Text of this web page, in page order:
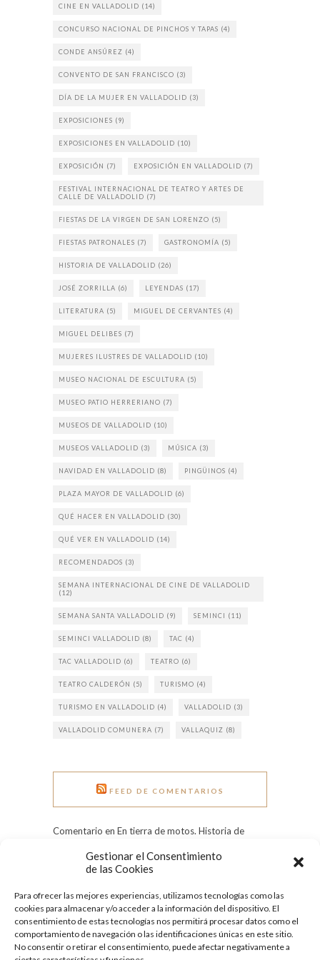
Gestionar el Consentimiento
de las Cookies
Para ofrecer las mejores experiencias, utilizamos tecnologías como las
cookies para almacenar y/o acceder a la información del dispositivo. El
consentimiento de estas tecnologías nos permitirá procesar datos como el
comportamiento de navegación o las identificaciones únicas en este sitio.
No consentir o retirar el consentimiento, puede afectar negativamente a
CINE EN VALLADOLID (14)
CONCURSO NACIONAL DE PINCHOS Y TAPAS (4)
CONDE ANSÚREZ (4)
CONVENTO DE SAN FRANCISCO (3)
DÍA DE LA MUJER EN VALLADOLID (3)
EXPOSICIONES (9)
EXPOSICIONES EN VALLADOLID (10)
EXPOSICIÓN (7) EXPOSICIÓN EN VALLADOLID (7)
FESTIVAL INTERNACIONAL DE TEATRO Y ARTES DE
CALLE DE VALLADOLID (7)
FIESTAS DE LA VIRGEN DE SAN LORENZO (5)
FIESTAS PATRONALES (7) GASTRONOMÍA (5)
HISTORIA DE VALLADOLID (26)
JOSÉ ZORRILLA (6) LEYENDAS (17)
LITERATURA (5) MIGUEL DE CERVANTES (4)
MIGUEL DELIBES (7)
MUJERES ILUSTRES DE VALLADOLID (10)
MUSEO NACIONAL DE ESCULTURA (5)
MUSEO PATIO HERRERIANO (7)
MUSEOS DE VALLADOLID (10)
MUSEOS VALLADOLID (3) MÚSICA (3)
NAVIDAD EN VALLADOLID (8) PINGÜINOS (4)
PLAZA MAYOR DE VALLADOLID (6)
QUÉ HACER EN VALLADOLID (30)
QUÉ VER EN VALLADOLID (14)
RECOMENDADOS (3)
SEMANA INTERNACIONAL DE CINE DE VALLADOLID
(12)
SEMANA SANTA VALLADOLID (9) SEMINCI (11)
SEMINCI VALLADOLID (8) TAC (4)
TAC VALLADOLID (6) TEATRO (6)
TEATRO CALDERÓN (5) TURISMO (4)
TURISMO EN VALLADOLID (4) VALLADOLID (3)
VALLADOLID COMUNERA (7) VALLAQUIZ (8)
FEED DE COMENTARIOS
Comentario en En tierra de motos. Historia de
Comentario en Grandes heladas: el Pisuerga
congelado en 1971 por Tere
Comentario en Día Internacional de la Mujer:
conoce a nueve ilustres vallisoletanas por
Quesecelebrahoy